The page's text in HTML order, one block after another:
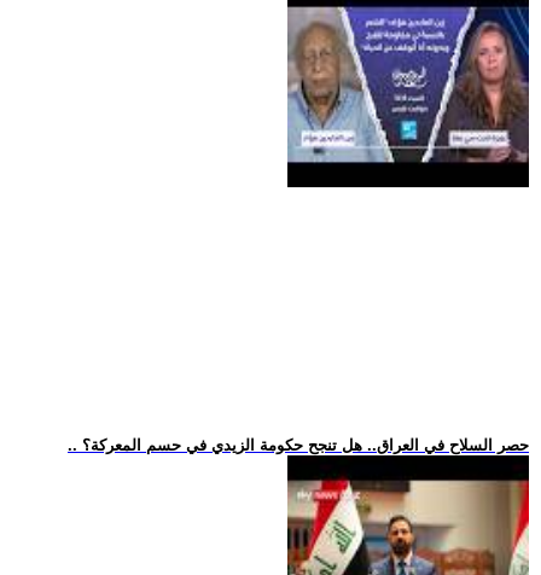
.. حصر السلاح في العراق.. هل تنجح حكومة الزيدي في حسم المعركة؟